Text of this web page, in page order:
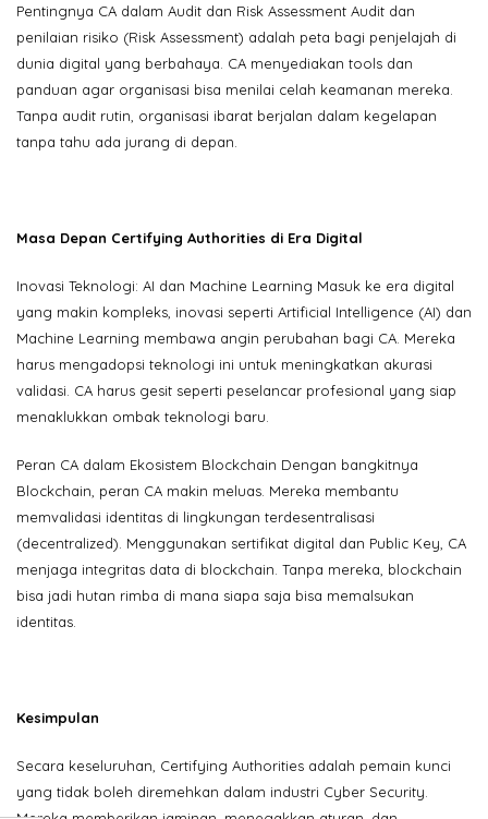
Pentingnya CA dalam Audit dan Risk Assessment Audit dan
penilaian risiko (Risk Assessment) adalah peta bagi penjelajah di
dunia digital yang berbahaya. CA menyediakan tools dan
panduan agar organisasi bisa menilai celah keamanan mereka.
Tanpa audit rutin, organisasi ibarat berjalan dalam kegelapan
tanpa tahu ada jurang di depan.
Masa Depan Certifying Authorities di Era Digital
Inovasi Teknologi: AI dan Machine Learning Masuk ke era digital
yang makin kompleks, inovasi seperti Artificial Intelligence (AI) dan
Machine Learning membawa angin perubahan bagi CA. Mereka
harus mengadopsi teknologi ini untuk meningkatkan akurasi
validasi. CA harus gesit seperti peselancar profesional yang siap
menaklukkan ombak teknologi baru.
Peran CA dalam Ekosistem Blockchain Dengan bangkitnya
Blockchain, peran CA makin meluas. Mereka membantu
memvalidasi identitas di lingkungan terdesentralisasi
(decentralized). Menggunakan sertifikat digital dan Public Key, CA
menjaga integritas data di blockchain. Tanpa mereka, blockchain
bisa jadi hutan rimba di mana siapa saja bisa memalsukan
identitas.
Kesimpulan
Secara keseluruhan, Certifying Authorities adalah pemain kunci
yang tidak boleh diremehkan dalam industri Cyber Security.